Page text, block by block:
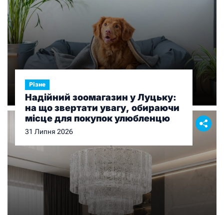
Різне
Надійний зоомагазин у Луцьку:
на що звертати увагу, обираючи
місце для покупок улюбленцю
31 Липня 2026